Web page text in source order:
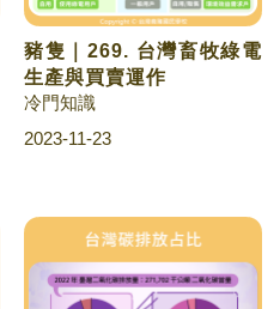
豬隻｜269. 台灣畜牧綠電
生產與買賣運作
冷門知識
2023-11-23